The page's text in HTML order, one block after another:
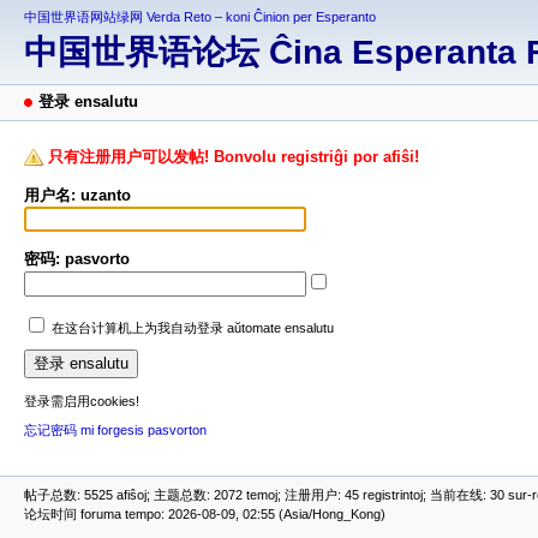
中国世界语网站绿网 Verda Reto – koni Ĉinion per Esperanto
中国世界语论坛 Ĉina Esperanta
登录 ensalutu
只有注册用户可以发帖! Bonvolu registriĝi por afiŝi!
用户名: uzanto
密码: pasvorto
在这台计算机上为我自动登录 aŭtomate ensalutu
登录需启用cookies!
忘记密码 mi forgesis pasvorton
帖子总数: 5525 afiŝoj; 主题总数: 2072 temoj; 注册用户: 45 registrintoj; 当前在线: 30
论坛时间 foruma tempo: 2026-08-09, 02:55 (Asia/Hong_Kong)